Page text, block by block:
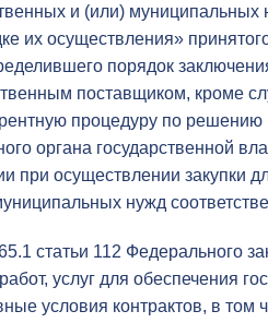
и (или)
их осуществления»
порядок
поставщиком, кроме
процедуру по
органа государственной
при осуществлении закупки
нужд
статьи 112 Федерального
услуг для обеспечения
условия контрактов, в том